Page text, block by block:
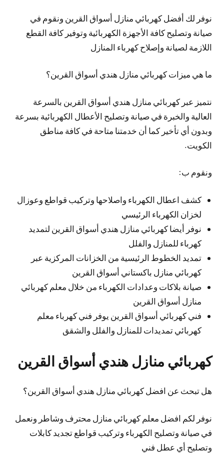
نوفر لك أفضل كهربائي منازل أسواق القرين ونقوم في
صيانة وتصليح كافة الأجهزة الكهربائية وتوفير كافة القطع
اللازمة لصيانة وإصلاح كهرباء المنازل
ما هي ميزات كهربائي منازل هندي أسواق القرين؟
نتميز عبر كهربائي منازل هندي أسواق القرين بالسرعة
العالية والخبرة في صيانة وتصليح الأعطال الكهربائية بسرعة
وبدون أي تأخير كما أن خدمتنا متاحة في كافة مناطق
الكويت.
ونقوم ب:
كشف اعطال الكهرباء واصلاحها وتركيب قواطع وعوزال
لخزان الكهرباء الرئيسي
نوفر أيضا كهربائي منازل هندي أسواق القرين لتمديد
كهرباء للمنازل والفلل
تمديد الخطوط الرئيسية من الخزانات المركزية عبر
كهربائي منازل باكستاني أسواق القرين
صيانة بلاكات وعدادات الكهرباء من خلال معلم كهربائي
منازل أسواق القرين
فني كهربائي أسواق القرين يوفر فني كهرباء معلم
كهربائي تمديدات للمنازل والفلل والشقق
كهربائي منازل هندي أسواق القرين
هل تبحث عن افضل كهربائي منازل هندي أسواق القرين؟
نوفر لكم افضل معلم كهربائي منازل محترف وشاطر ونعمل
في صيانة وتصليح الكهرباء وتركيب قواطع تجديد كابلات
وتصليح أي عطل فني